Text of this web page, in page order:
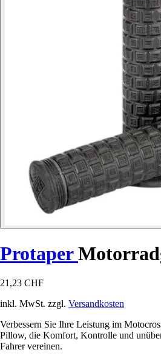
Protaper
21,23 CHF
inkl. MwSt. zzgl. Versandkosten
Verbessern Sie Ihre Leistung im
Pillow, die Komfort, Kontrolle und
Fahrer vereinen.